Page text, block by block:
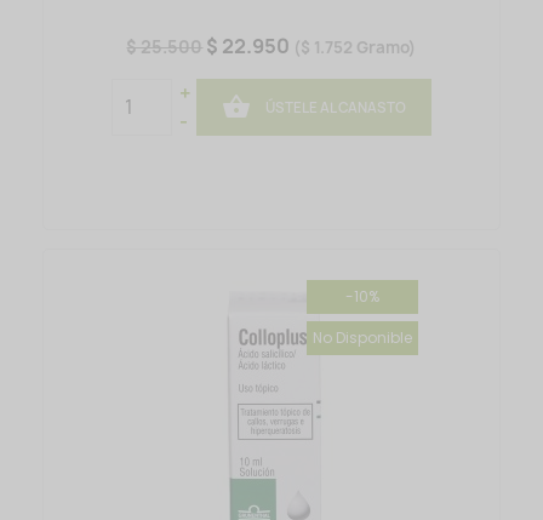
$ 25.500 $ 22.950 ($ 1.752 Gramo)
+
-
 ÚSTELE AL CANASTO
-10%
No Disponible